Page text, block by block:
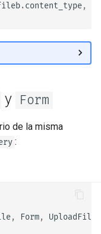
.content_type,
y Form
de la misma
:
, Form, UploadFile